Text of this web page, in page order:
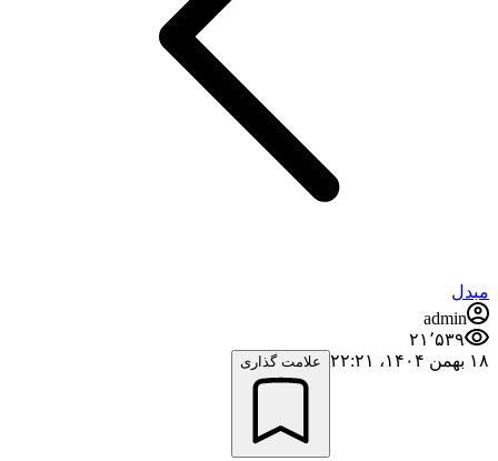
مبدل
admin
۲۱٬۵۳۹
۱۸ بهمن ۱۴۰۴،‏ ۲۲:۲۱
علامت گذاری